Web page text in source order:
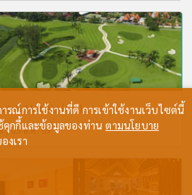
& Hotels(58)
, 05 ส.ค. 69
รณ์การใช้งานที่ดี การเข้าใช้งานเว็บไซต์นี้
คุกกี้และข้อมูลของท่านตามนโยบาย
งเรา